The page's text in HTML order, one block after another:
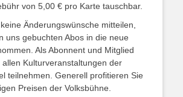
von 5,00 € pro Karte tauschbar.
Änderungswünsche mitteilen,
uns gebuchten Abos in die neue
Als Abonnent und Mitglied
allen Kulturveranstaltungen der
teilnehmen. Generell profitieren Sie
Preisen der Volksbühne.